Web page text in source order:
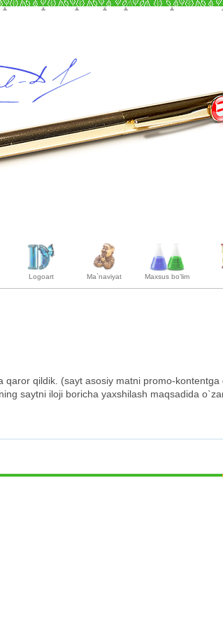
Logoart Ma`naviyat Maxsus bo’lim
qildik. (sayt asosiy matni promo-kontentga
saytni iloji boricha yaxshilash maqsadida